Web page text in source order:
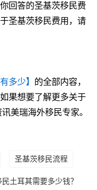
回答的圣基茨移民费
圣基茨移民费用，请
多少】 的全部内容，
果想要了解更多关于
美瑞海外移民专家。
圣基茨移民流程
土耳其需要多少钱？